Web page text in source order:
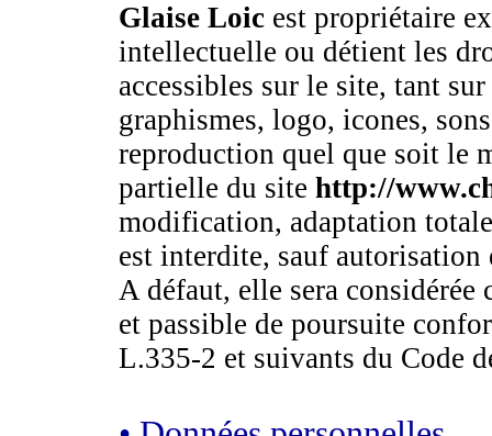
Glaise Loic est propriétaire
intellectuelle ou détient les
accessibles sur le site, tant
graphismes, logo, icones,
reproduction quel que soit le
partielle du site http://
modification, adaptation
est interdite, sauf
A défaut, elle sera
et passible de poursuite
L.335-2 et suivants du Code